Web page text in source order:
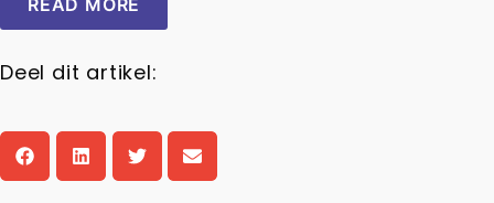
Deel dit artikel: